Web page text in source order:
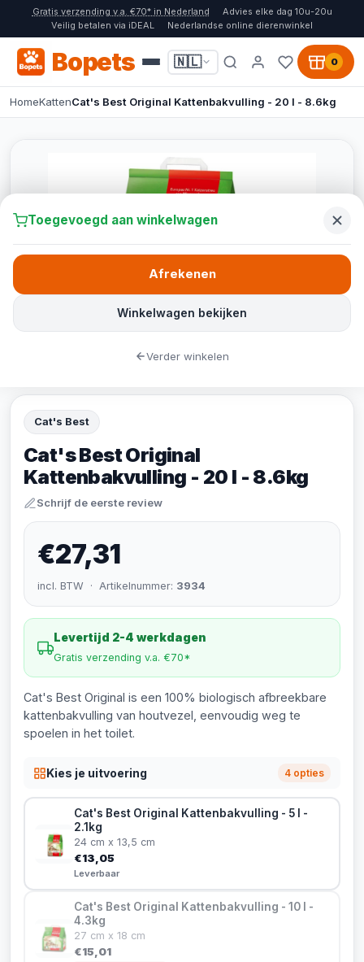
Gratis verzending v.a. €70* in Nederland
Advies elke dag 10u-20u
Veilig betalen via iDEAL
Nederlandse online dierenwinkel
Bopets 🇳🇱 0
HomeKattenCat's Best Original Kattenbakvulling - 20 l - 8.6kg
Cat's Best
Cat's Best Original
Kattenbakvulling - 20 l - 8.6kg
Schrijf de eerste review
€27,31
incl. BTW · Artikelnummer: 3934
Levertijd 2-4 werkdagen
Gratis verzending v.a. €70*
Cat's Best Original is een 100% biologisch afbreekbare
kattenbakvulling van houtvezel, eenvoudig weg te
spoelen in het toilet.
Kies je uitvoering 4 opties
Cat's Best Original Kattenbakvulling - 5 l -
2.1kg
24 cm x 13,5 cm
€13,05
Leverbaar
Cat's Best Original Kattenbakvulling - 10 l -
4.3kg
27 cm x 18 cm
€15,01
Toegevoegd aan winkelwagen
Winkelwagen bekijken
Afrekenen
Verder winkelen